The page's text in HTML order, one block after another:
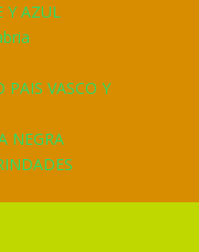
Y AZUL
PAIS VASCO Y
NEGRA